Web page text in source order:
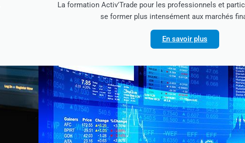
La formation Activ'Trade pour les professionnels et
se former plus intensément aux marchés
En savoir plus